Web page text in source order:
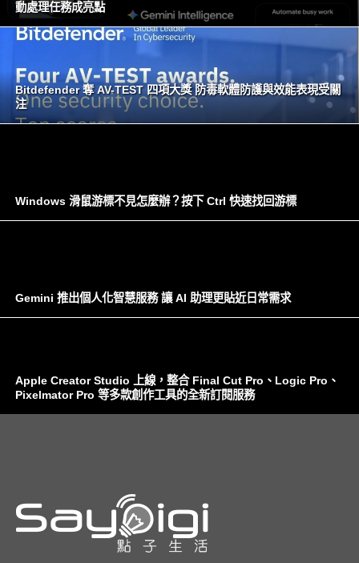
動處理任務成亮點
Bitdefender 奪 AV-TEST 四項大獎 防毒軟體防護與效能表現受關
注
Windows 滑鼠游標不見怎麼辦？按下 Ctrl 快速找回游標
Gemini 推出個人化智慧服務 讓 AI 助理更貼近日常需求
Apple Creator Studio 上線，整合 Final Cut Pro、Logic Pro、
Pixelmator Pro 等多款創作工具的全新訂閱服務